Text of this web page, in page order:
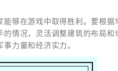
够在游戏中取得胜利。要根
情况，灵活调整建筑的布局
力量和经济实力。